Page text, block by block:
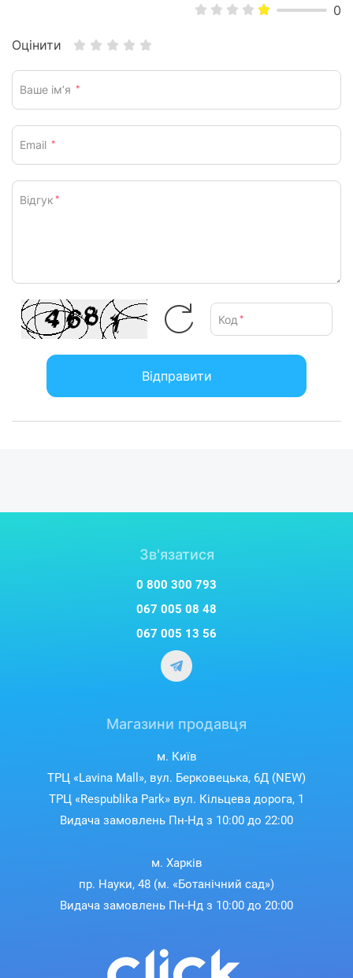
0
Оцінити
Ваше ім’я *
Email *
Відгук *
Код *
Відправити
Зв'язатися
0 800 300 793
067 005 08 48
067 005 13 56
Магазини продавця
м. Київ
ТРЦ «Lavina Mall», вул. Берковецька, 6Д (NEW)
ТРЦ «Respublika Park» вул. Кільцева дорога, 1
Видача замовлень Пн-Нд з 10:00 до 22:00
м. Харків
пр. Науки, 48 (м. «Ботанічний сад»)
Видача замовлень Пн-Нд з 10:00 до 20:00